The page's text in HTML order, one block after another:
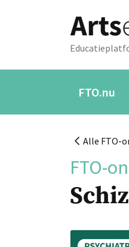
FTO.nu
Alle FTO-
FTO-